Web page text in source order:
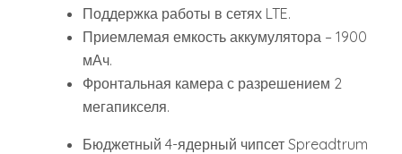
Поддержка работы в сетях LTE.
Приемлемая емкость аккумулятора – 1900
мАч.
Фронтальная камера с разрешением 2
мегапикселя.
Бюджетный 4-ядерный чипсет Spreadtrum